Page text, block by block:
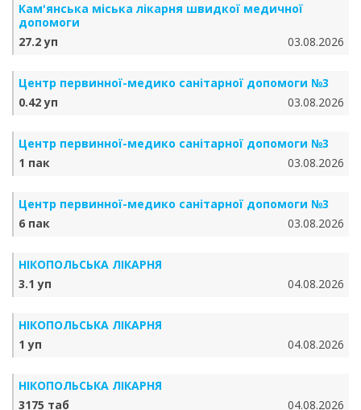
Кам'янська міська лікарня швидкої медичної
допомоги
27.2 уп
03.08.2026
Центр первинної-медико санітарної допомоги №3
0.42 уп
03.08.2026
Центр первинної-медико санітарної допомоги №3
1 пак
03.08.2026
Центр первинної-медико санітарної допомоги №3
6 пак
03.08.2026
НІКОПОЛЬСЬКА ЛІКАРНЯ
3.1 уп
04.08.2026
НІКОПОЛЬСЬКА ЛІКАРНЯ
1 уп
04.08.2026
НІКОПОЛЬСЬКА ЛІКАРНЯ
3175 таб
04.08.2026